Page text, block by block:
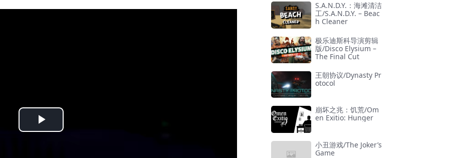
Play
S.A.N.D.Y.：海滩清洁
工/S.A.N.D.Y. – Beac
h Cleaner
极乐迪斯科导演剪辑
版/Disco Elysium –
The Final Cut
王朝协议/Dynasty Pr
otocol
崩坏之兆：饥荒/Om
en Exitio: Hunger
小丑游戏/The Joker’s
Game